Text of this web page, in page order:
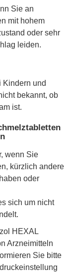
Sie an
mit hohem
oder sehr
leiden.
Kindern und
bekannt, ob
ist.
wenn Sie
kürzlich andere
oder
sich um nicht
HEXAL
Arzneimitteln
Sie bitte